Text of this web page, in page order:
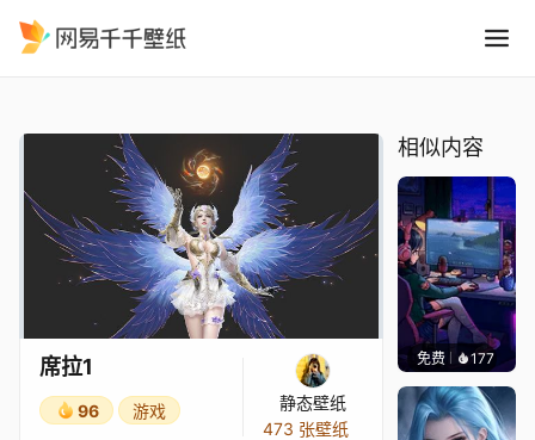
席拉1
96 游戏
静态壁纸
473 张壁纸
相似内容
免费 177